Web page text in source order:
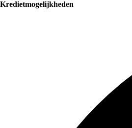
Kredietmogelijkheden